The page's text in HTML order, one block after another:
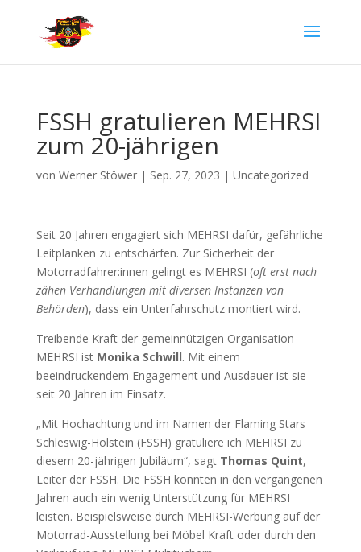
FSSH gratulieren MEHRSI
zum 20-jährigen
von Werner Stöwer| Sep. 27, 2023 | Uncategorized
Seit 20 Jahren engagiert sich MEHRSI dafür, gefährliche
Leitplanken zu entschärfen. Zur Sicherheit der
Motorradfahrer:innen gelingt es MEHRSI (oft erst nach
zähen Verhandlungen mit diversen Instanzen von
Behörden), dass ein Unterfahrschutz montiert wird.
Treibende Kraft der gemeinnützigen Organisation
MEHRSI ist Monika Schwill. Mit einem
beeindruckendem Engagement und Ausdauer ist sie
seit 20 Jahren im Einsatz.
„Mit Hochachtung und im Namen der Flaming Stars
Schleswig-Holstein (FSSH) gratuliere ich MEHRSI zu
diesem 20-jährigen Jubiläum“, sagtThomas Quint,
Leiter der FSSH. Die FSSH konnten in den vergangenen
Jahren auch ein wenig Unterstützung für MEHRSI
leisten. Beispielsweise durch MEHRSI-Werbung auf der
Motorrad-Ausstellung bei Möbel Kraft oder durch den